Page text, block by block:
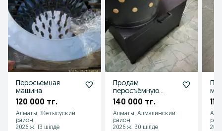
Перосьемная
машина
120 000 тг.
Алматы, Жетысуский
район
2026 ж. 13 шілде
Продам
перосъёмную
машину
140 000 тг.
Алматы, Алмалинский
район
2026 ж. 30 шілде